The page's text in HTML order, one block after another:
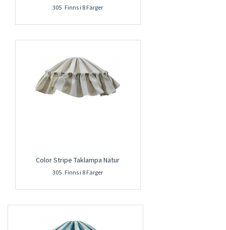
305 Finns i 8 Färger
Color Stripe Taklampa Natur
305 Finns i 8 Färger